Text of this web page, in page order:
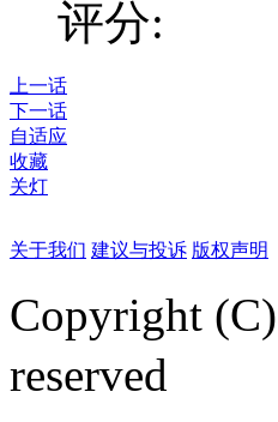
评分:
上一话
下一话
自适应
收藏
关灯
关于我们 建议与投诉 版权声明
Copyright
reserved